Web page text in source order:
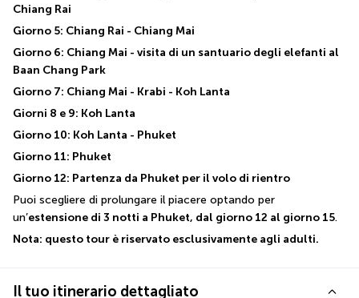
Chiang Rai
Giorno 5: Chiang Rai - Chiang Mai
Giorno 6: Chiang Mai - visita di un santuario degli elefanti al
Baan Chang Park
Giorno 7: Chiang Mai - Krabi - Koh Lanta
Giorni 8 e 9: Koh Lanta
Giorno 10: Koh Lanta - Phuket
Giorno 11: Phuket
Giorno 12: Partenza da Phuket per il volo di rientro
Puoi scegliere di prolungare il piacere optando per
un’estensione di 3 notti a Phuket, dal giorno 12 al giorno 15.
Nota: questo tour è riservato esclusivamente agli adulti.
Il tuo itinerario dettagliato